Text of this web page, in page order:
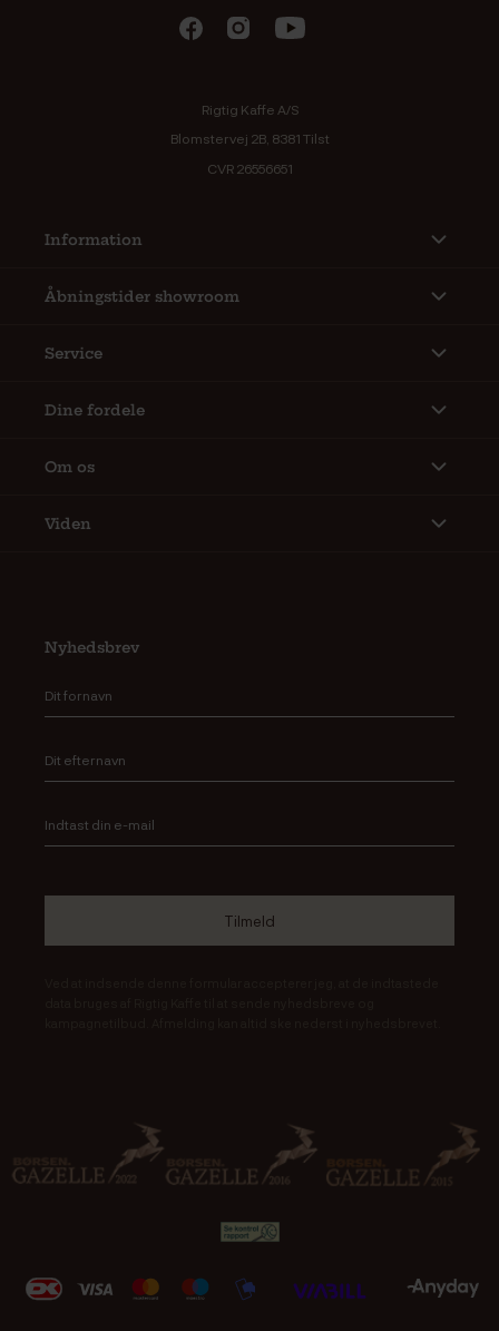
Rigtig Kaffe A/S
Blomstervej 2B, 8381 Tilst
CVR 26556651
Information
Åbningstider showroom
Service
Dine fordele
Om os
Viden
Nyhedsbrev